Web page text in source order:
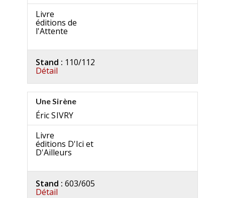
Livre
éditions de
l'Attente
Stand : 110/112
Détail
Une Sirène
Éric SIVRY
Livre
éditions D'Ici et
D'Ailleurs
Stand : 603/605
Détail